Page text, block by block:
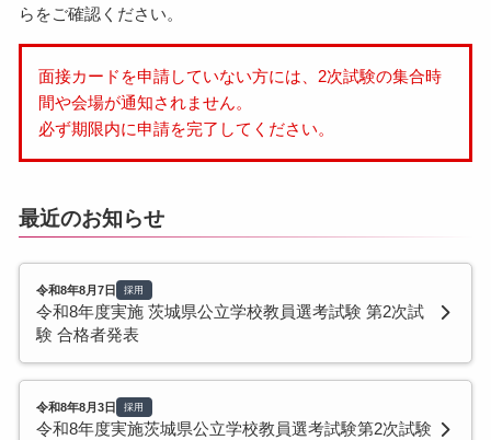
らをご確認ください。
面接カードを申請していない方には、2次試験の集合時
間や会場が通知されません。
必ず期限内に申請を完了してください。
最近のお知らせ
令和8年8月7日 採用
令和8年度実施 茨城県公立学校教員選考試験 第2次試
験 合格者発表
令和8年8月3日 採用
令和8年度実施茨城県公立学校教員選考試験第2次試験